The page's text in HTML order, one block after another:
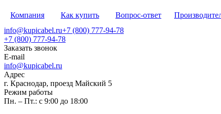
Компания Как купить Вопрос-ответ
info@kupicabel.ru+7 (800) 777-94-78
+7 (800) 777-94-78
Заказать звонок
E-mail
info@kupicabel.ru
Адрес
г. Краснодар, проезд Майский 5
Режим работы
Пн. – Пт.: с 9:00 до 18:00